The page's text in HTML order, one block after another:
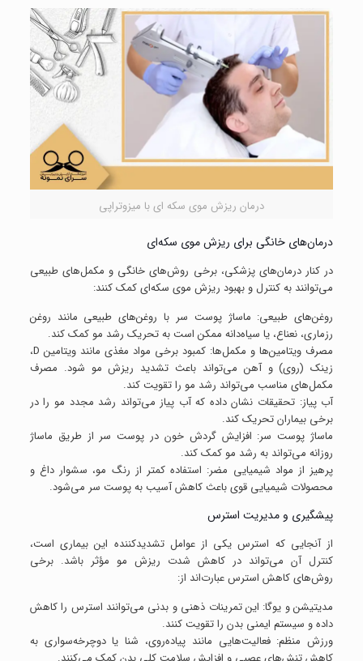
درمان ریزش موی سکه ای با میزوتراپی
درمان‌های خانگی برای ریزش موی سکه‌ای
در کنار درمان‌های پزشکی، برخی روش‌های خانگی و مکمل‌های طبیعی
می‌توانند به کنترل و بهبود ریزش موی سکه‌ای کمک کنند:
روغن‌های طبیعی: ماساژ پوست سر با روغن‌های طبیعی مانند روغن
رزماری، نعناع، یا سیاه‌دانه ممکن است به تحریک رشد مو کمک کند.
مصرف ویتامین‌ها و مکمل‌ها: کمبود برخی مواد مغذی مانند ویتامین D،
زینک (روی) و آهن می‌تواند باعث تشدید ریزش مو شود. مصرف
مکمل‌های مناسب می‌تواند رشد مو را تقویت کند.
آب پیاز: تحقیقات نشان داده که آب پیاز می‌تواند رشد مجدد مو را در
برخی بیماران تحریک کند.
ماساژ پوست سر: افزایش گردش خون در پوست سر از طریق ماساژ
روزانه می‌تواند به رشد مو کمک کند.
پرهیز از مواد شیمیایی مضر: استفاده کمتر از رنگ مو، سشوار داغ و
محصولات شیمیایی قوی باعث کاهش آسیب به پوست سر می‌شود.
پیشگیری و مدیریت استرس
از آنجایی که استرس یکی از عوامل تشدیدکننده این بیماری است،
کنترل آن می‌تواند در کاهش شدت ریزش مو مؤثر باشد. برخی
روش‌های کاهش استرس عبارت‌اند از:
مدیتیشن و یوگا: این تمرینات ذهنی و بدنی می‌توانند استرس را کاهش
داده و سیستم ایمنی بدن را تقویت کنند.
ورزش منظم: فعالیت‌هایی مانند پیاده‌روی، شنا یا دوچرخه‌سواری به